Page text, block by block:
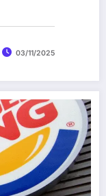
03/11/2025